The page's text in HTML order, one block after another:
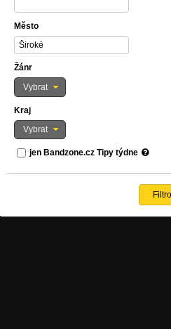
Město
Žánr
Vybrat
Kraj
Vybrat
jen Bandzone.cz Tipy týdne